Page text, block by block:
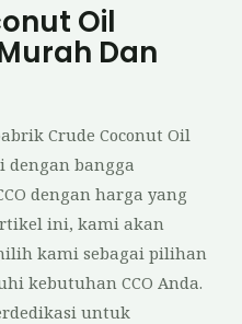
Oil
Dan
Crude Coconut Oil
dengan bangga
dengan harga yang
ini, kami akan
kami sebagai pilihan
kebutuhan CCO Anda.
untuk